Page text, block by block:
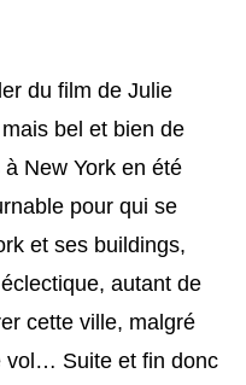
du film de Julie
bel et bien de
New York en été
pour qui se
et ses buildings,
autant de
cette ville, malgré
vol… Suite et fin donc